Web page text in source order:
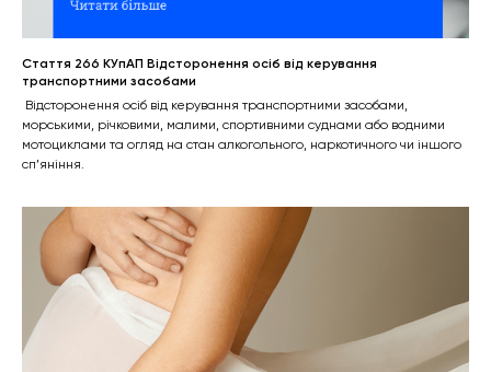
Стаття 266 КУпАП Відсторонення осіб від керування
транспортними засобами
Відсторонення осіб від керування транспортними засобами,
морськими, річковими, малими, спортивними суднами або водними
мотоциклами та огляд на стан алкогольного, наркотичного чи іншого
сп’яніння.